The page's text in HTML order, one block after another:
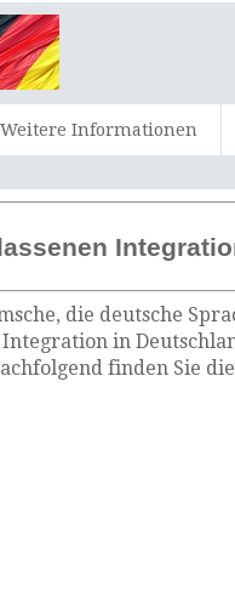
Weitere Informationen
die deutsche
in
finden Sie